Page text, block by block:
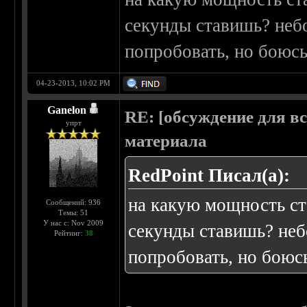
секунды ставишь?
попробовать, но
04-23-2013, 10:02 PM
Ganelon
упрт
Сообщений: 936
Темы: 51
У нас с: Nov 2009
Рейтинг: 38
RE: [обсуждение для
материала
RedPoint Писал(а):
на какую мощность
секунды ставишь?
попробовать, но